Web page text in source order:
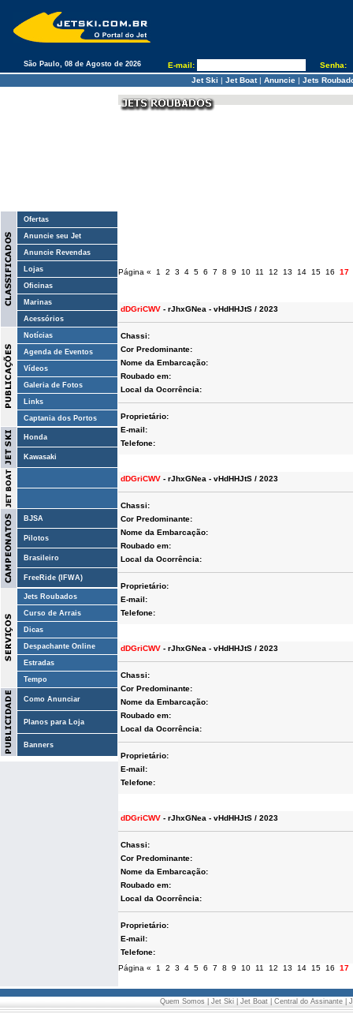
São Paulo, 08 de Agosto de 2026 E-mail:
Senha:
Jet Ski | Jet Boat| Anuncie| Jets
Ofertas
Anuncie seu Jet
Anuncie Revendas
Lojas
Oficinas
Marinas
Acessórios
Notícias
Agenda de Eventos
Vídeos
Galeria de Fotos
Links
Captania dos Portos
Honda
Kawasaki
BJSA
Pilotos
Brasileiro
FreeRide (IFWA)
Jets Roubados
Curso de Arrais
Dicas
Despachante Online
Estradas
Tempo
Como Anunciar
Planos para Loja
Banners
Página « 1 2 3 4 5 6 7 8 9 10 11 12 13 14 15 16 17
dDGriCWV - rJhxGNea - vHdHHJtS / 2023
Chassi:
Cor Predominante:
Nome da Embarcação:
Roubado em:
Local da Ocorrência:
Proprietário:
E-mail:
Telefone:
dDGriCWV - rJhxGNea - vHdHHJtS / 2023
Chassi:
Cor Predominante:
Nome da Embarcação:
Roubado em:
Local da Ocorrência:
Proprietário:
E-mail:
Telefone:
dDGriCWV - rJhxGNea - vHdHHJtS / 2023
Chassi:
Cor Predominante:
Nome da Embarcação:
Roubado em:
Local da Ocorrência:
Proprietário:
E-mail:
Telefone:
dDGriCWV - rJhxGNea - vHdHHJtS / 2023
Chassi:
Cor Predominante:
Nome da Embarcação:
Roubado em:
Local da Ocorrência:
Proprietário:
E-mail:
Telefone:
Página « 1 2 3 4 5 6 7 8 9 10 11 12 13 14 15 16 17
Quem Somos Jet Ski Jet Boat Central do Assinante